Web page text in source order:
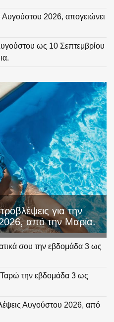
2026, απογειώνει
ως 10 Σεπτεμβρίου
για την
από την Μαρία.
σου την εβδομάδα 3 ως
Ταρώ την εβδομάδα 3 ως
Αυγούστου 2026, από